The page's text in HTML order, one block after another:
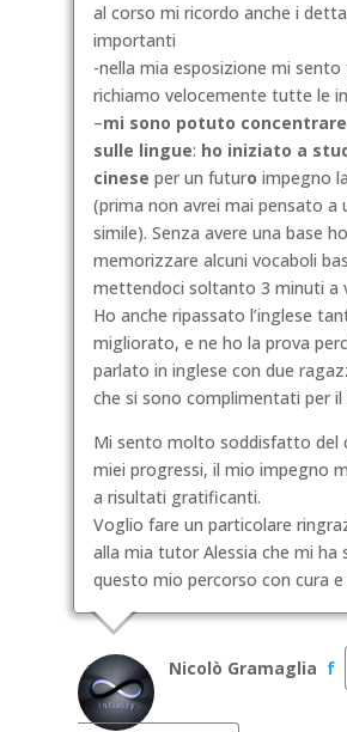
al corso mi ricordo anche i
importanti
-nella mia esposizione mi sento
richiamo velocemente tutte le
–mi sono potuto
sulle lingue: ho iniziato a
cinese per un futuro impegno
(prima non avrei mai pensato a
simile). Senza avere una base
memorizzare alcuni vocaboli
mettendoci soltanto 3 minuti a
Ho anche ripassato l’inglese
migliorato, e ne ho la prova
parlato in inglese con due
che si sono complimentati per il
Mi sento molto soddisfatto del
miei progressi, il mio impegno
a risultati gratificanti.
Voglio fare un particolare
alla mia tutor Alessia che mi ha
questo mio percorso con cura
Nicolò Gramaglia f